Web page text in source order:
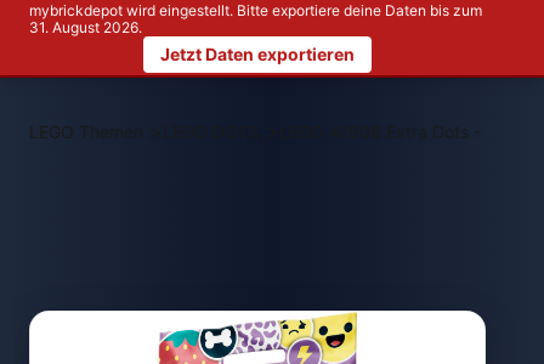
mybrickdepot wird eingestellt. Bitte exportiere deine Daten bis zum
31. August 2026.
Jetzt Daten exportieren
LEGO Themen > LEGO 41908 Extra Dots - Series